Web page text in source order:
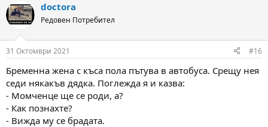
c
t
i
s
doctora
Редовен Потребител
31 Октомври 2021 #16
Бременна жена с къса пола пътува в автобуса. Срещу нея
седи някакъв дядка. Поглежда я и казва:
- Момченце ще се роди, а?
- Как познахте?
- Вижда му се брадата.